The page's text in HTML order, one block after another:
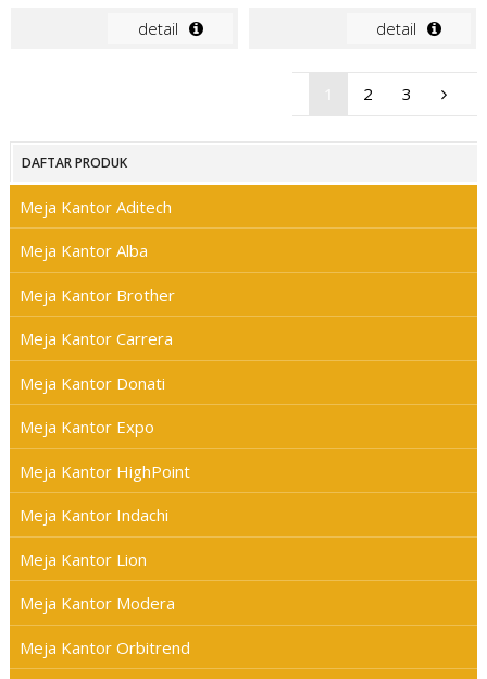
detail detail
2 3
DAFTAR PRODUK
Meja Kantor Aditech
Meja Kantor Alba
Meja Kantor Brother
Meja Kantor Carrera
Meja Kantor Donati
Meja Kantor Expo
Meja Kantor HighPoint
Meja Kantor Indachi
Meja Kantor Lion
Meja Kantor Modera
Meja Kantor Orbitrend